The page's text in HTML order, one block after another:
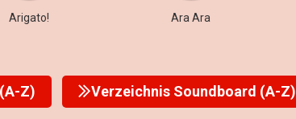
Arigato! Ara Ara
Z) Verzeichnis Soundboard (A-Z)